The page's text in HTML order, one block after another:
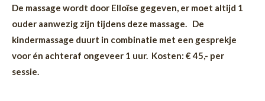
De massage wordt door Elloïse gegeven, er moet altijd 1
ouder aanwezig zijn tijdens deze massage. De
kindermassage duurt in combinatie met een gesprekje
voor én achteraf ongeveer 1 uur. Kosten: € 45,- per
sessie.